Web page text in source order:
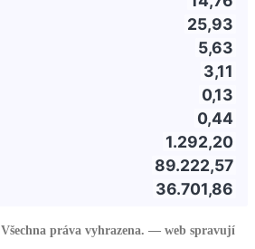
Všechna práva vyhrazena. — web spravují